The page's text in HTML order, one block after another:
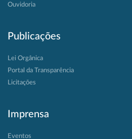
Ouvidoria
Publicações
Lei Orgânica
Portal da Transparência
Licitações
Imprensa
Eventos